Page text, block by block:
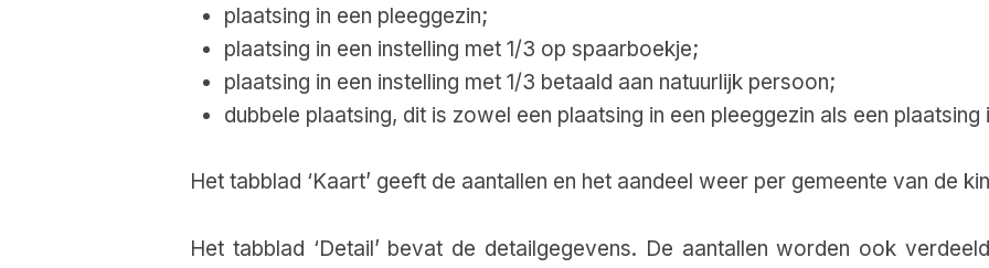
plaatsing in een pleeggezin;
plaatsing in een instelling met 1/3 op spaarboekje;
plaatsing in een instelling met 1/3 betaald aan natuurlijk persoon;
dubbele plaatsing, dit is zowel een plaatsing in een pleeggezin als een plaatsing
Het tabblad ‘Kaart’ geeft de aantallen en het aandeel weer per gemeente van de
Het tabblad ‘Detail’ bevat de detailgegevens. De aantallen worden ook